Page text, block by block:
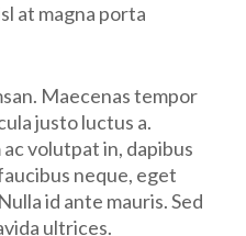
at magna porta
Maecenas tempor
justo luctus a.
volutpat in, dapibus
neque, eget
id ante mauris. Sed
ultrices.